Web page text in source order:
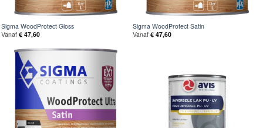
Sigma WoodProtect Gloss
Vanaf € 47,60
Sigma WoodProtect Satin
Vanaf € 47,60